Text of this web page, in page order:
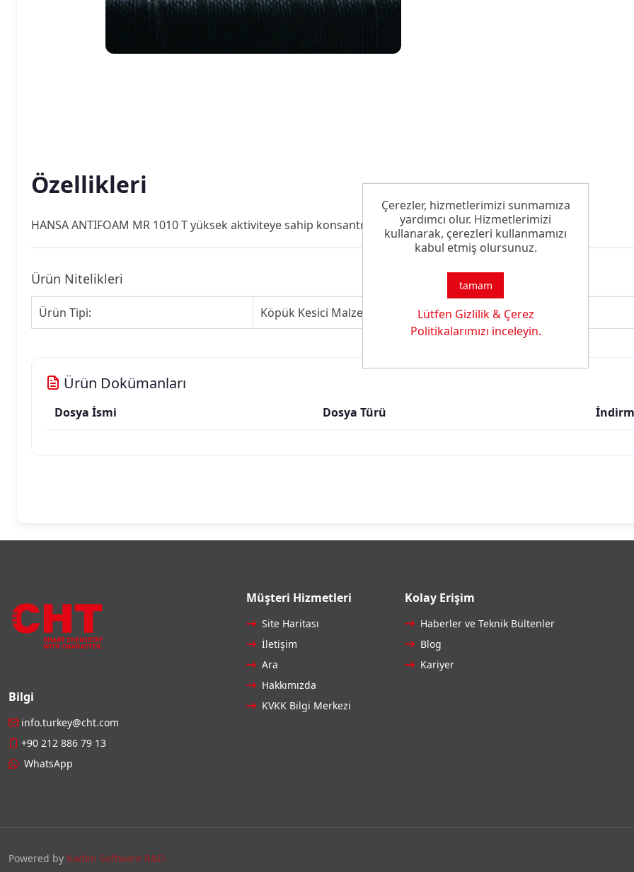
Özellikleri
HANSA ANTIFOAM MR 1010 T yüksek aktiviteye sahip konsantre köpük kesicidir.
Ürün Nitelikleri
Ürün Tipi: Köpük Kesici Malzeme
Ürün Dokümanları
Dosya İsmi Dosya Türü
Bilgi
info.turkey@cht.com
+90 212 886 79 13
WhatsApp
Müşteri Hizmetleri
Site Haritası
İletişim
Ara
Hakkımızda
KVKK Bilgi Merkezi
Kolay Erişim
Haberler ve Teknik Bültenler
Blog
Kariyer
Powered by Kaden Software R&D
Çerezler, hizmetlerimizi sunmamıza
yardımcı olur. Hizmetlerimizi
kullanarak, çerezleri kullanmamızı
kabul etmiş olursunuz.
tamam
Lütfen Gizlilik & Çerez
Politikalarımızı inceleyin.